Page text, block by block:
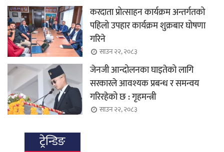
करदाता प्रोत्साहन कार्यक्रम अन्तर्गतको
पहिलो उपहार कार्यक्रम शुक्रबार घोषणा
गरिने
साउन २२, २०८३
जेनजी आन्दोलनका घाइतेको लागि
सरकारले आवश्यक प्रबन्ध र समन्वय
गरिरहेको छ : गृहमन्त्री
साउन २२, २०८३
ट्रेन्डिङ